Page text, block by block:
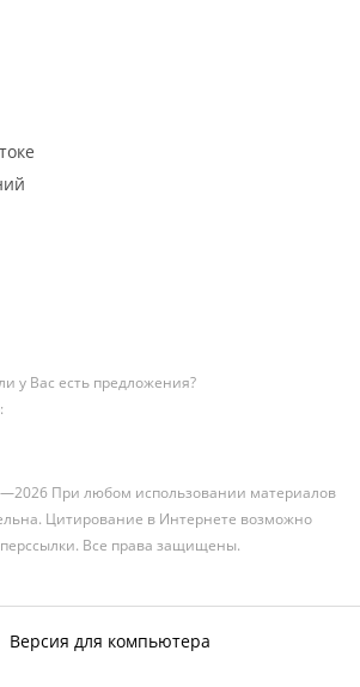
у Вас есть предложения?
При любом использовании материалов
Цитирование в Интернете возможно
Все права защищены.
Версия для компьютера